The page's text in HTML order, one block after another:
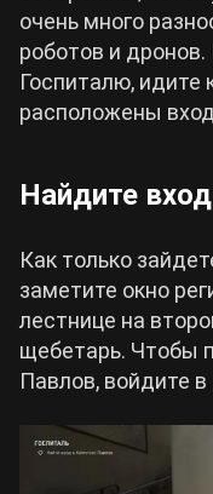
очень много
роботов и
Госпиталю, идите
расположены
Найдите
Как только
заметите окно
лестнице на
щебетарь. Чтобы
Павлов, войдите